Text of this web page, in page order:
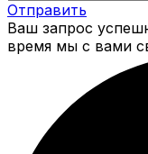
Отправить
Ваш запрос
время мы с вами